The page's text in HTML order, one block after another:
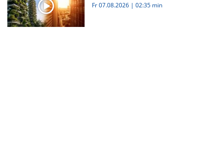
Fr 07.08.2026 | 02:35 min